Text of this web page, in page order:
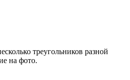
треугольников разной
на фото.